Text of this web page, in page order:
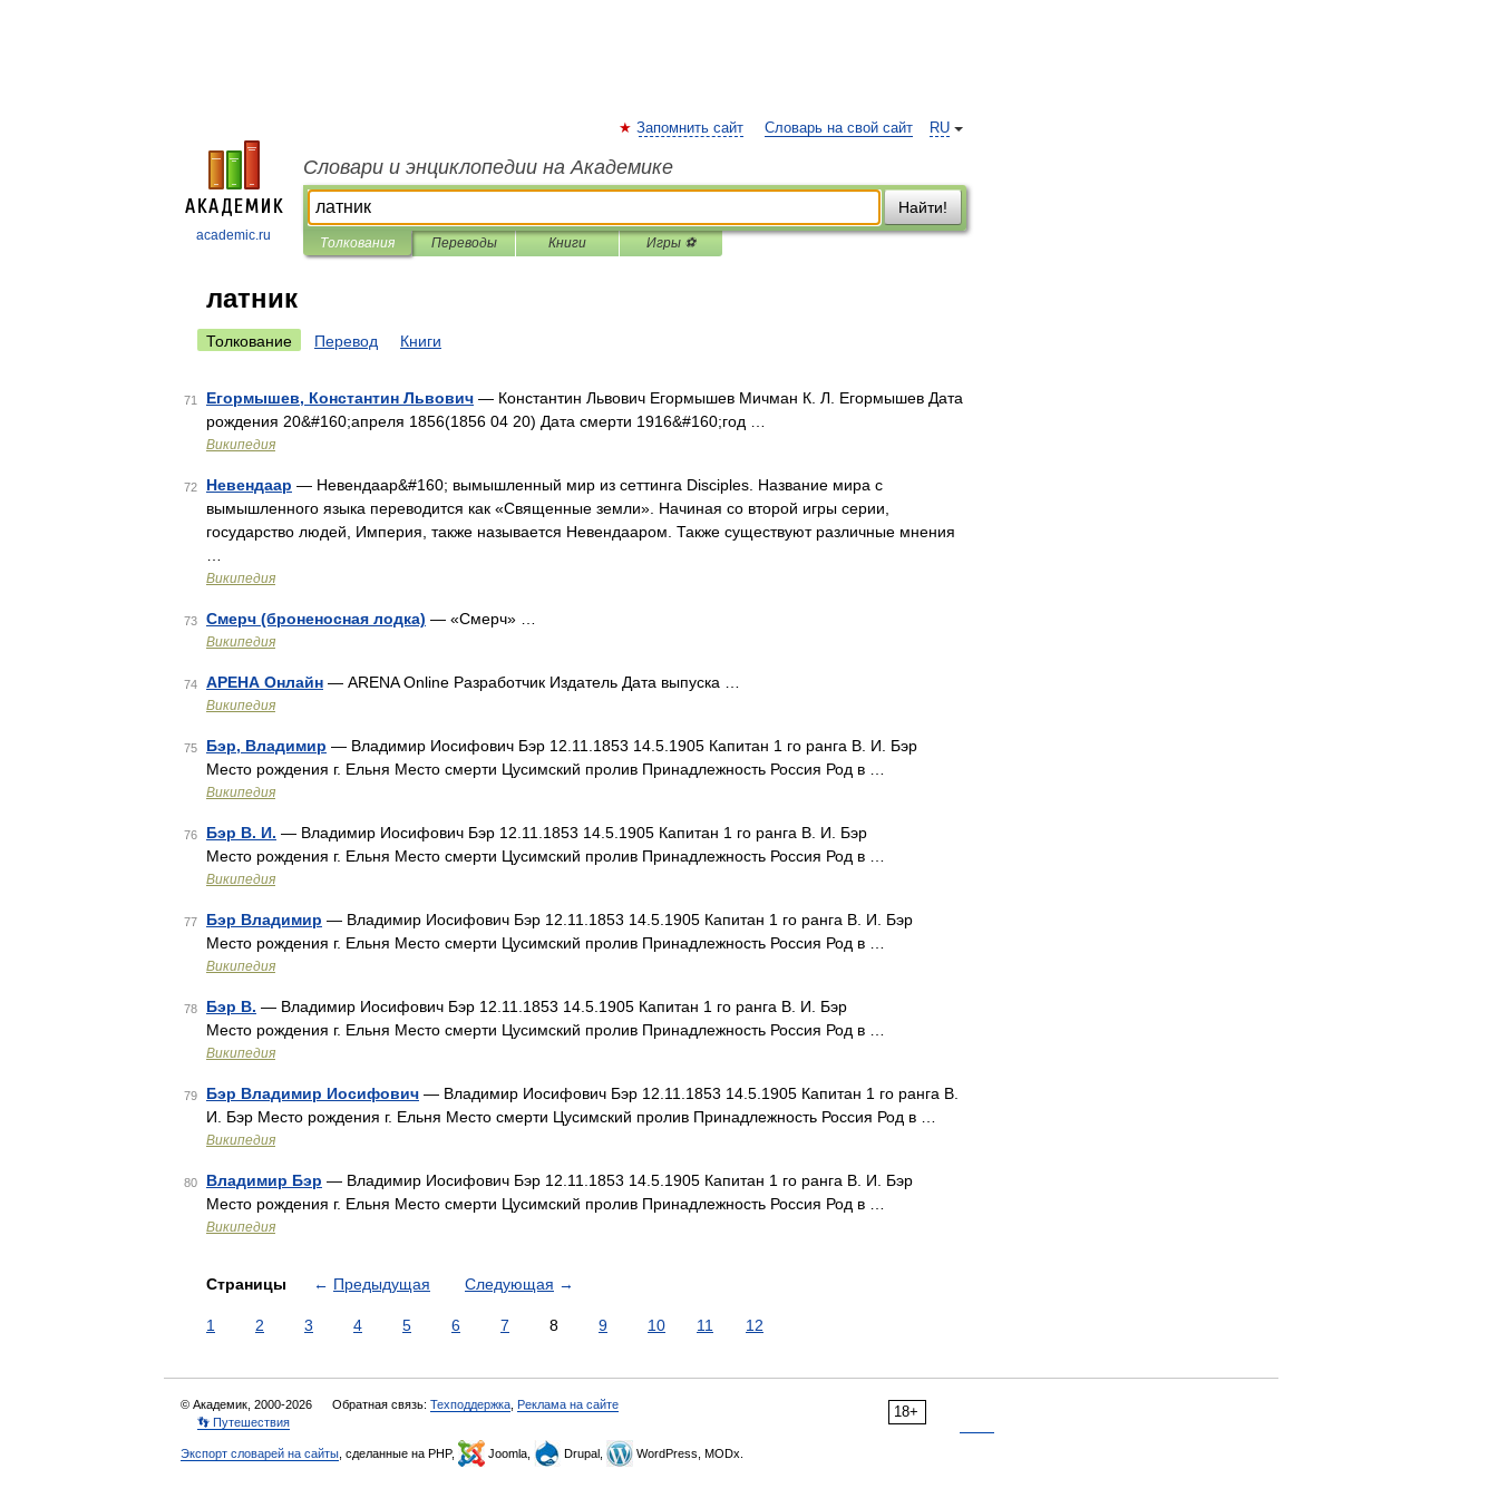
academic.ru
RU
Запомнить сайт Словарь на свой сайт
Словари и энциклопедии на Академике
Найти!
Толкования Переводы Книги Игры ⚽
латник
Толкование Перевод Книги
71 Егормышев, Константин Львович — Константин Львович Егормышев Мичман К. Л. Егормышев Дата
рождения 20&#160;апреля 1856(1856 04 20) Дата смерти 1916&#160;год …
Википедия
72 Невендаар — Невендаар&#160; вымышленный мир из сеттинга Disciples. Название мира с
вымышленного языка переводится как «Священные земли». Начиная со второй игры серии,
государство людей, Империя, также называется Невендааром. Также существуют различные мнения
Википедия
73 Смерч (броненосная лодка) — «Смерч» …
Википедия
74 АРЕНА Онлайн — ARENA Online Разработчик Издатель Дата выпуска …
Википедия
75 Бэр, Владимир — Владимир Иосифович Бэр 12.11.1853 14.5.1905 Капитан 1 го ранга В. И. Бэр
Место рождения г. Ельня Место смерти Цусимский пролив Принадлежность Россия Род в …
Википедия
76 Бэр В. И. — Владимир Иосифович Бэр 12.11.1853 14.5.1905 Капитан 1 го ранга В. И. Бэр
Место рождения г. Ельня Место смерти Цусимский пролив Принадлежность Россия Род в …
Википедия
77 Бэр Владимир — Владимир Иосифович Бэр 12.11.1853 14.5.1905 Капитан 1 го ранга В. И. Бэр
Место рождения г. Ельня Место смерти Цусимский пролив Принадлежность Россия Род в …
Википедия
78 Бэр В. — Владимир Иосифович Бэр 12.11.1853 14.5.1905 Капитан 1 го ранга В. И. Бэр
Место рождения г. Ельня Место смерти Цусимский пролив Принадлежность Россия Род в …
Википедия
79 Бэр Владимир Иосифович — Владимир Иосифович Бэр 12.11.1853 14.5.1905 Капитан 1 го ранга В.
И. Бэр Место рождения г. Ельня Место смерти Цусимский пролив Принадлежность Россия Род в …
Википедия
80 Владимир Бэр — Владимир Иосифович Бэр 12.11.1853 14.5.1905 Капитан 1 го ранга В. И. Бэр
Место рождения г. Ельня Место смерти Цусимский пролив Принадлежность Россия Род в …
Википедия
Страницы ← Предыдущая Следующая →
1 2 3 4 5 6 7 8 9 10 11 12
18+
© Академик, 2000-2026 Обратная связь: Техподдержка Реклама на сайте
👣 Путешествия
Экспорт словарей на сайты , сделанные на PHP, Joomla, Drupal, WordPress, MODx.